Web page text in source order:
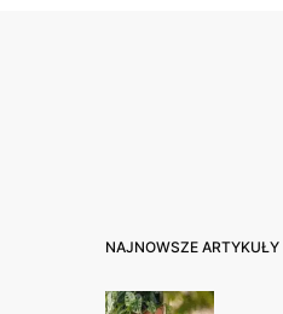
NAJNOWSZE ARTYKUŁY